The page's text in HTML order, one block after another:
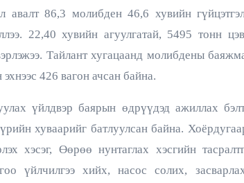
авалт 86,3 молибден 46,6 хувийн
22,40 хувийн агуулгатай, 5495 тонн
Тайлант хугацаанд молибдены
426 вагон ачсан байна.
үйлдвэр баярын өдрүүдэд ажиллах
хуваарийг батлуулсан байна.
хэсэг, Өөрөө нунтаглах хэсгийн
үйлчилгээ хийх, насос солих,